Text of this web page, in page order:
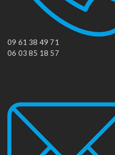
09 61 38 49 71
06 03 85 18 57